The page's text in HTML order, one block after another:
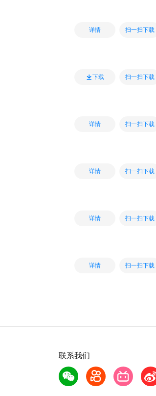
详情 扫一扫下载
下载 扫一扫下载
详情 扫一扫下载
详情 扫一扫下载
详情 扫一扫下载
详情 扫一扫下载
联系我们